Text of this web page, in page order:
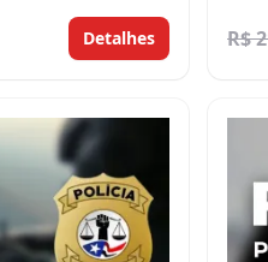
Detalhes R$